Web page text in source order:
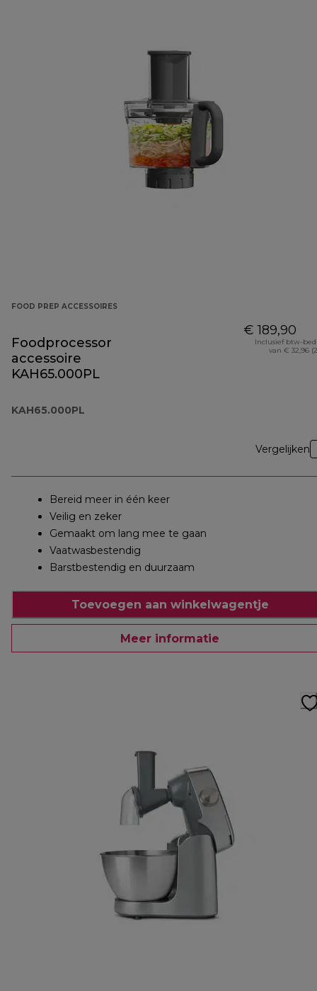
FOOD PREP ACCESSOIRES
Foodprocessor
accessoire
KAH65.000PL
KAH65.000PL
€ 189,90
Inclusief btw-
van € 32,96
Vergelijken
Bereid meer in één keer
Veilig en zeker
Gemaakt om lang mee te gaan
Vaatwasbestendig
Barstbestendig en duurzaam
Toevoegen aan winkelwagentje
Meer informatie